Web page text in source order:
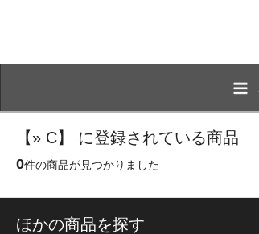
【» C】 に登録されている商品
0件の商品が見つかりました
ほかの商品を探す